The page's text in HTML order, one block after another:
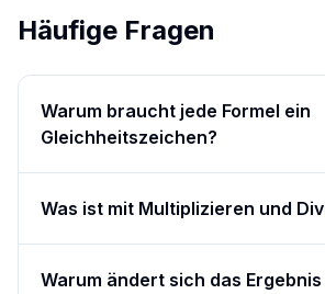
Häufige Fragen
Warum braucht jede Formel ein
Gleichheitszeichen?
Was ist mit Multiplizieren und
Warum ändert sich das Ergebnis